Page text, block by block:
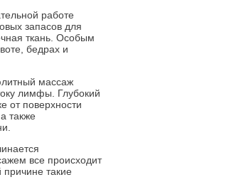
работе
запасов для
ткань. Особым
бедрах и
массаж
лимфы. Глубокий
от поверхности
также
все происходит
такие